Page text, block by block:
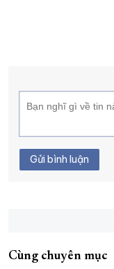
Gửi bình luận
Cùng chuyên mục